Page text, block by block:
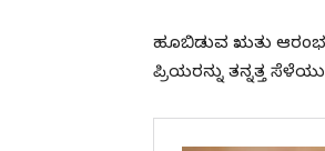
ಹೂಬಿಡುವ ಋತು
ಪ್ರಿಯರನ್ನು ತನ್ನತ್ತ